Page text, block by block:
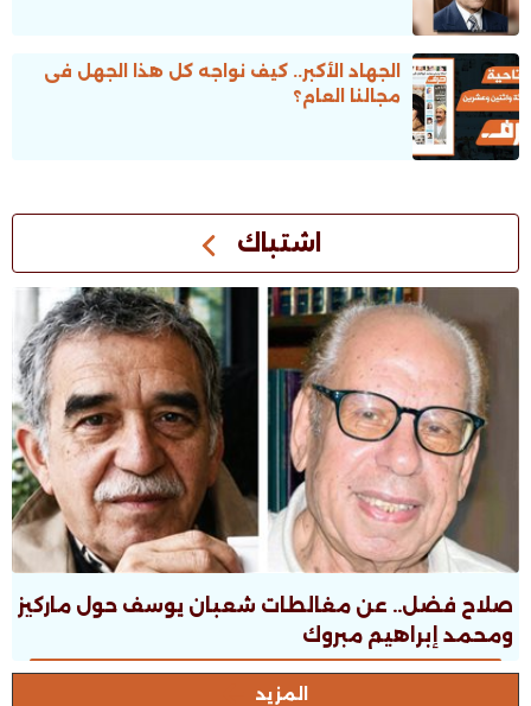
الجهاد الأكبر.. كيف نواجه كل هذا الجهل فى
مجالنا العام؟
اشتباك
صلاح فضل.. عن مغالطات شعبان يوسف حول ماركيز
ومحمد إبراهيم مبروك
المزيد